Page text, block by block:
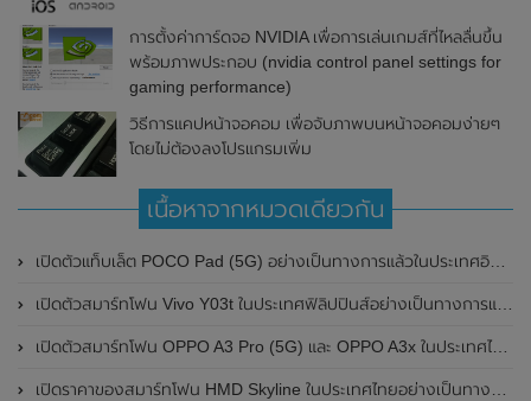
การตั้งค่าการ์ดจอ NVIDIA เพื่อการเล่นเกมส์ที่ไหลลื่นขึ้น
พร้อมภาพประกอบ (nvidia control panel settings for
gaming performance)
วิธีการแคปหน้าจอคอม เพื่อจับภาพบนหน้าจอคอมง่ายๆ
โดยไม่ต้องลงโปรแกรมเพิ่ม
เนื้อหาจากหมวดเดียวกัน
เปิดตัวแท็บเล็ต POCO Pad (5G) อย่างเป็นทางการแล้วในประเทศอินเดีย มาพร้อมชิปเซ็ต Snapdragon 7s Gen 2 ของ Qualcomm และรองรับเครือข่าย 5G
เปิดตัวสมาร์ทโฟน Vivo Y03t ในประเทศฟิลิปปินส์อย่างเป็นทางการแล้ว มาพร้อมชิปเซ็ต Unisoc T612 , กล้องหลัง ความละเอียด 13MP , แบตเตอรี่ 5,000mAh และหน้าจอแสดงผล LCD / 90Hz
เปิดตัวสมาร์ทโฟน OPPO A3 Pro (5G) และ OPPO A3x ในประเทศไทยอย่างเป็นทางการแล้ว ในราคาเริ่มต้นเพียง 3,999 บาท
เปิดราคาของสมาร์ทโฟน HMD Skyline ในประเทศไทยอย่างเป็นทางการแล้ว ราคา 14,990 บาท